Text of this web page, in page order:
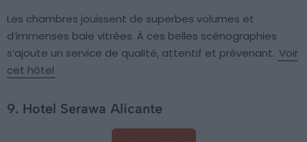
Les chambres jouissent de superbes volumes et
d’immenses baie vitrées. À ces belles scénographies
s’ajoute un service de qualité, attentif et prévenant. Voir
cet hôtel
9. Hotel Serawa Alicante